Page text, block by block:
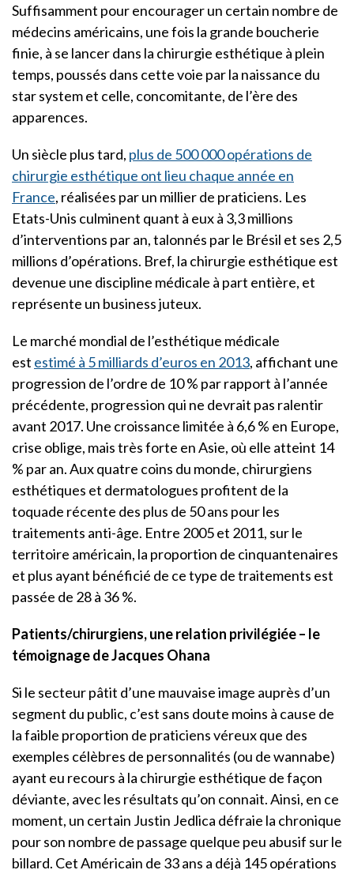
Suffisamment pour encourager un certain nombre de
médecins américains, une fois la grande boucherie
finie, à se lancer dans la chirurgie esthétique à plein
temps, poussés dans cette voie par la naissance du
star system et celle, concomitante, de l’ère des
apparences.
Un siècle plus tard, plus de 500 000 opérations de
chirurgie esthétique ont lieu chaque année en
France, réalisées par un millier de praticiens. Les
Etats-Unis culminent quant à eux à 3,3 millions
d’interventions par an, talonnés par le Brésil et ses 2,5
millions d’opérations. Bref, la chirurgie esthétique est
devenue une discipline médicale à part entière, et
représente un business juteux.
Le marché mondial de l’esthétique médicale
est estimé à 5 milliards d’euros en 2013, affichant une
progression de l’ordre de 10 % par rapport à l’année
précédente, progression qui ne devrait pas ralentir
avant 2017. Une croissance limitée à 6,6 % en Europe,
crise oblige, mais très forte en Asie, où elle atteint 14
% par an. Aux quatre coins du monde, chirurgiens
esthétiques et dermatologues profitent de la
toquade récente des plus de 50 ans pour les
traitements anti-âge. Entre 2005 et 2011, sur le
territoire américain, la proportion de cinquantenaires
et plus ayant bénéficié de ce type de traitements est
passée de 28 à 36 %.
Patients/chirurgiens, une relation privilégiée – le
témoignage de Jacques Ohana
Si le secteur pâtit d’une mauvaise image auprès d’un
segment du public, c’est sans doute moins à cause de
la faible proportion de praticiens véreux que des
exemples célèbres de personnalités (ou de wannabe)
ayant eu recours à la chirurgie esthétique de façon
déviante, avec les résultats qu’on connait. Ainsi, en ce
moment, un certain Justin Jedlica défraie la chronique
pour son nombre de passage quelque peu abusif sur le
billard. Cet Américain de 33 ans a déjà 145 opérations